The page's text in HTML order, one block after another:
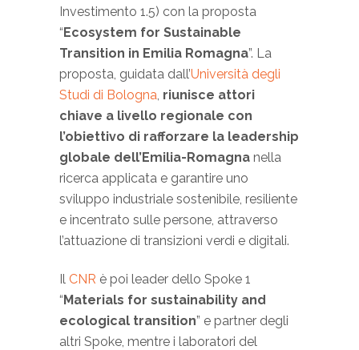
Investimento 1.5) con la proposta
“Ecosystem for Sustainable
Transition in Emilia Romagna”. La
proposta, guidata dall’Università degli
Studi di Bologna, riunisce attori
chiave a livello regionale con
l’obiettivo di rafforzare la leadership
globale dell’Emilia-Romagna nella
ricerca applicata e garantire uno
sviluppo industriale sostenibile, resiliente
e incentrato sulle persone, attraverso
l’attuazione di transizioni verdi e digitali.
Il CNR è poi leader dello Spoke 1
“Materials for sustainability and
ecological transition” e partner degli
altri Spoke, mentre i laboratori del